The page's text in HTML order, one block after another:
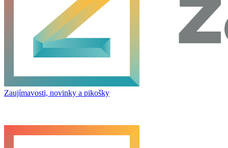
Zaujímavosti, novinky a pikošky